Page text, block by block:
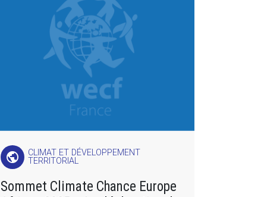
public
CLIMAT ET DÉVELOPPEMENT
TERRITORIAL
Sommet Climate Chance Europe